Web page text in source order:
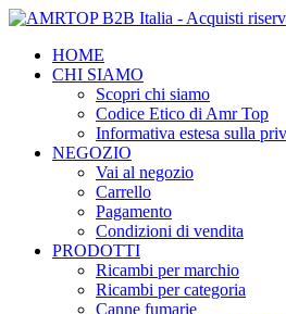
HOME
CHI SIAMO
Scopri chi siamo
Codice Etico di Amr Top
Informativa estesa sulla
NEGOZIO
Vai al negozio
Carrello
Pagamento
Condizioni di vendita
PRODOTTI
Ricambi per marchio
Ricambi per categoria
Canne fumarie